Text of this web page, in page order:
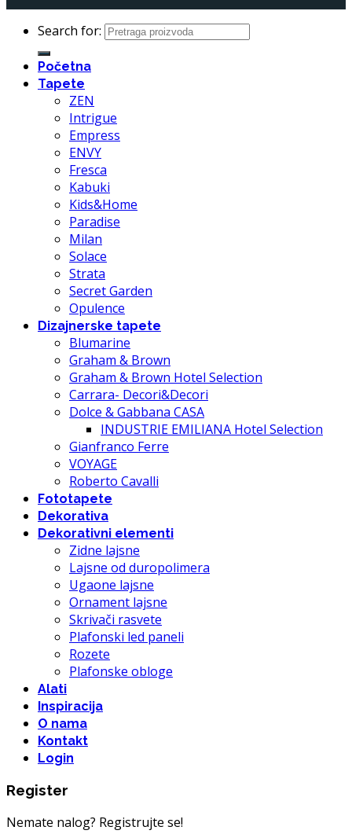
Search for:
Početna
Tapete
ZEN
Intrigue
Empress
ENVY
Fresca
Kabuki
Kids&Home
Paradise
Milan
Solace
Strata
Secret Garden
Opulence
Dizajnerske tapete
Blumarine
Graham & Brown
Graham & Brown Hotel Selection
Carrara- Decori&Decori
Dolce & Gabbana CASA
INDUSTRIE EMILIANA Hotel Selection
Gianfranco Ferre
VOYAGE
Roberto Cavalli
Fototapete
Dekorativa
Dekorativni elementi
Zidne lajsne
Lajsne od duropolimera
Ugaone lajsne
Ornament lajsne
Skrivači rasvete
Plafonski led paneli
Rozete
Plafonske obloge
Alati
Inspiracija
O nama
Kontakt
Login
Register
Nemate nalog? Registrujte se!